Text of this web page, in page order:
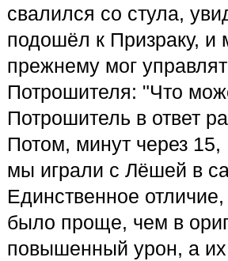
свалился со стула,
подошёл к Призраку, и
прежнему мог
Потрошителя: "Что
Потрошитель в ответ
Потом, минут через
мы играли с Лёшей в
Единственное
было проще, чем в
повышенный урон, а их